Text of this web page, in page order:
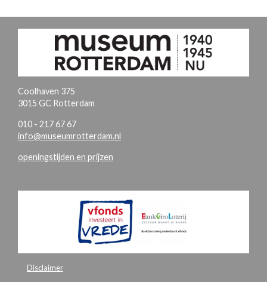
Coolhaven 375
3015 GC Rotterdam
010 - 217 67 67
info@museumrotterdam.nl
openingstijden en prijzen
Disclaimer